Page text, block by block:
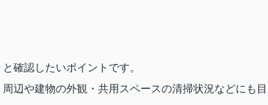
確認したいポイントです。
辺や建物の外観・共用スペースの清掃状況などにも目